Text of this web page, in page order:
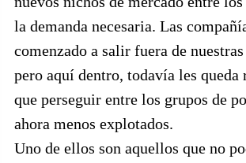
la demanda necesaria. Las
comenzado a salir fuera de
pero aquí dentro, todavía les queda
que perseguir entre los grupos de
ahora menos explotados.
Uno de ellos son aquellos que no